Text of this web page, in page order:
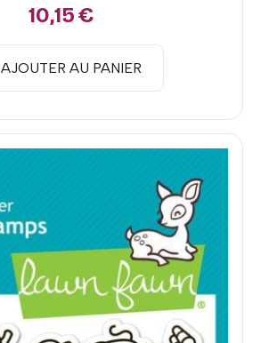
10,15€
AJOUTER AU PANIER